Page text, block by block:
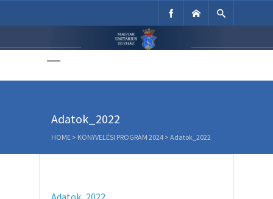
Unitárius Egyház
Adatok_2022
HOME > KÖNYVELÉSI PROGRAM 2024 > Adatok_2022
Adatok_2022